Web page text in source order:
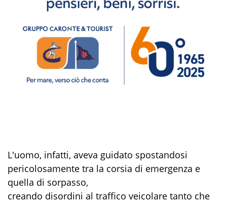
L'uomo, infatti, aveva guidato spostandosi
pericolosamente tra la corsia di emergenza e
quella di sorpasso,
creando disordini al traffico veicolare tanto che